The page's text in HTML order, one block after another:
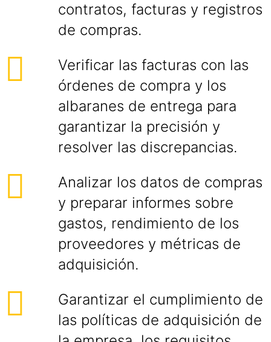
contratos, facturas y registros
de compras.
Verificar las facturas con las
órdenes de compra y los
albaranes de entrega para
garantizar la precisión y
resolver las discrepancias.
Analizar los datos de compras
y preparar informes sobre
gastos, rendimiento de los
proveedores y métricas de
adquisición.
Garantizar el cumplimiento de
las políticas de adquisición de